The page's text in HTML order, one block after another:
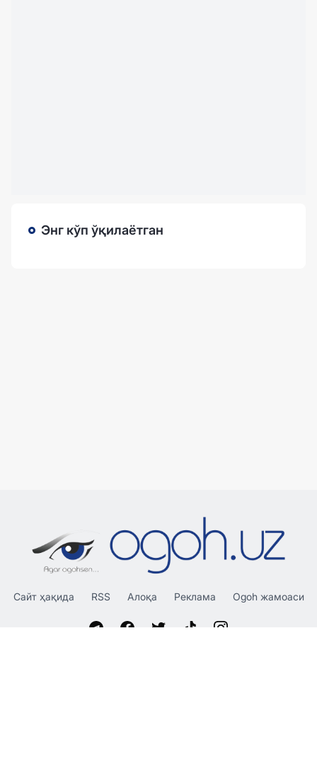
Энг кўп ўқилаётган
Сайт ҳақида RSS Алоқа Реклама Ogoh жамоаси